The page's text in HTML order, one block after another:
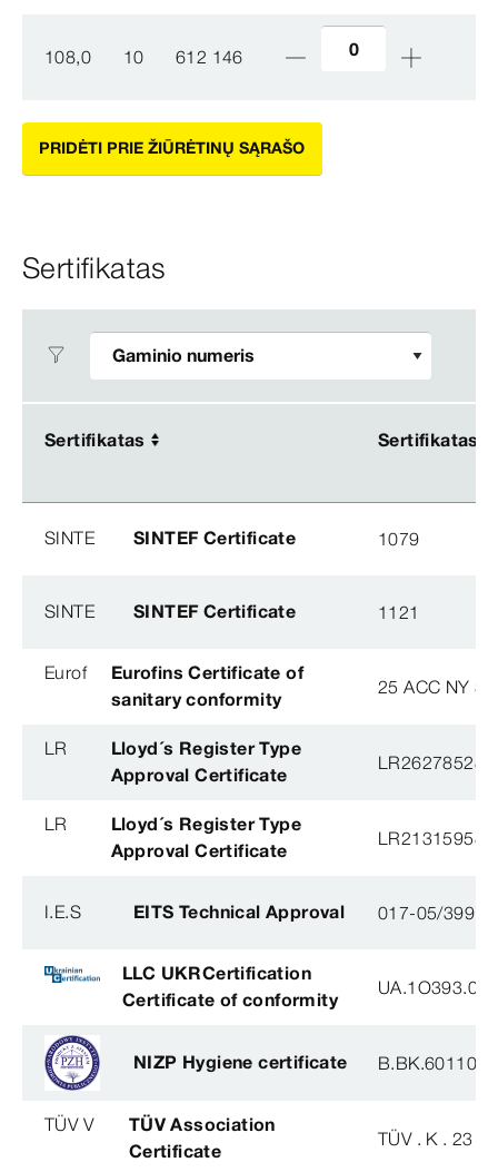
108,0 10 612 146
PRIDĖTI PRIE ŽIŪRĖTINŲ SĄRAŠO
Sertifikatas
Sertifikatas Sertifikatas
Sertifikatas Sertifikatas
SINTE SINTEF Certificate 1079
SINTE SINTEF Certificate 1121
Eurof
Eurofins Certificate of
sanitary conformity
25 ACC NY
LR
Lloyd´s Register Type
Approval Certificate
LR
Lloyd´s Register Type
Approval Certificate
I.E.S EITS Technical Approval 017-05/3991-
LLC UKRCertification
Certificate of conformity
NIZP Hygiene certificate
TÜV V
TÜV Association
Certificate
TÜV . K . 23 -